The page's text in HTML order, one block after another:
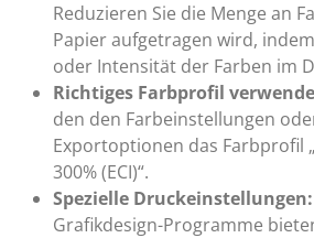
Reduzieren Sie die Menge an
Papier aufgetragen wird,
oder Intensität der Farben im
Richtiges Farbprofil
den den Farbeinstellungen
Exportoptionen das Farbprofil
300% (ECI)“.
Spezielle Druckeinstellungen:
Grafikdesign-Programme